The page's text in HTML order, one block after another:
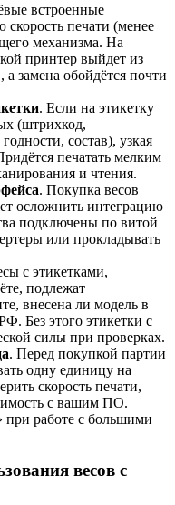
встроенные
печати (менее
механизма. На
принтер выйдет из
а замена обойдётся почти
. Если на этикетку
(штрихкод,
состав), узкая
печатать мелким
и чтения.
. Покупка весов
осложнить интеграцию
подключены по витой
или прокладывать
с этикетками,
подлежат
внесена ли модель в
Без этого этикетки с
силы при проверках.
. Перед покупкой партии
одну единицу на
скорость печати,
с вашим ПО.
при работе с большими
весов с